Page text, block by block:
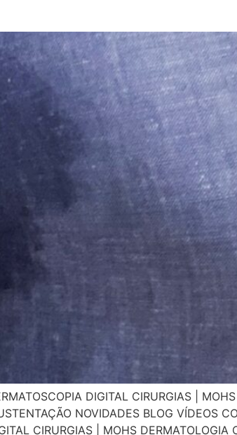
DIGITAL CIRURGIAS | MOHS
NOVIDADES BLOG VÍDEOS
CIRURGIAS | MOHS DERMATOLOGIA